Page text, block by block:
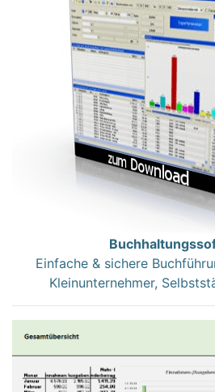
Einfache & sichere
Kleinunternehmer,